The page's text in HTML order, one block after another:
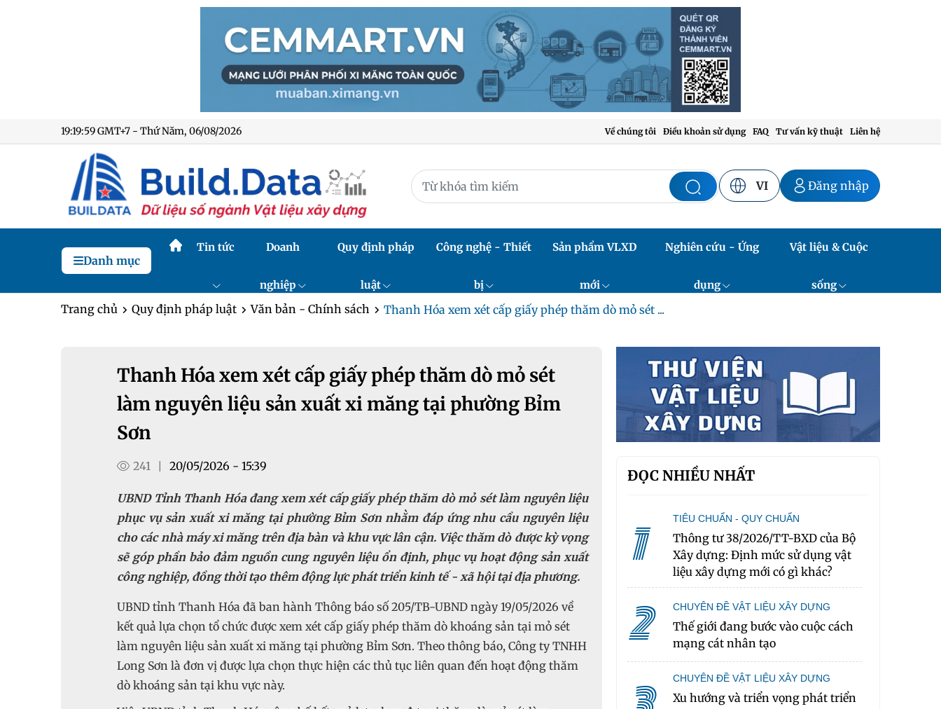
19:20:00 GMT+7 - Thứ Năm, 06/08/2026 Về chúng tôi Điều khoản sử dụng FAQ Tư vấn kỹ thuật Liên hệ
VI Đăng nhập
Danh mục
Tin tức Doanh
nghiệp
Quy định pháp
luật
Công nghệ - Thiết
bị
Sản phẩm VLXD
mới
Nghiên cứu - Ứng
dụng
Vật liệu & Cuộc
sống
Trang chủ Quy định pháp luật Văn bản - Chính sách Thanh Hóa xem xét cấp giấy phép thăm dò mỏ sét ...
Thanh Hóa xem xét cấp giấy phép thăm dò mỏ sét
làm nguyên liệu sản xuất xi măng tại phường Bỉm
Sơn
241 20/05/2026 - 15:39
UBND Tỉnh Thanh Hóa đang xem xét cấp giấy phép thăm dò mỏ sét làm nguyên liệu
phục vụ sản xuất xi măng tại phường Bỉm Sơn nhằm đáp ứng nhu cầu nguyên liệu
cho các nhà máy xi măng trên địa bàn và khu vực lân cận. Việc thăm dò được kỳ vọng
sẽ góp phần bảo đảm nguồn cung nguyên liệu ổn định, phục vụ hoạt động sản xuất
công nghiệp, đồng thời tạo thêm động lực phát triển kinh tế - xã hội tại địa phương.
UBND tỉnh Thanh Hóa đã ban hành Thông báo số 205/TB-UBND ngày 19/05/2026 về
kết quả lựa chọn tổ chức được xem xét cấp giấy phép thăm dò khoáng sản tại mỏ sét
làm nguyên liệu sản xuất xi măng tại phường Bỉm Sơn. Theo thông báo, Công ty TNHH
Long Sơn là đơn vị được lựa chọn thực hiện các thủ tục liên quan đến hoạt động thăm
dò khoáng sản tại khu vực này.
ĐỌC NHIỀU NHẤT
1 TIÊU CHUẨN - QUY CHUẨN
Thông tư 38/2026/TT-BXD của Bộ
Xây dựng: Định mức sử dụng vật
liệu xây dựng mới có gì khác?
2 CHUYÊN ĐỀ VẬT LIỆU XÂY DỰNG
Thế giới đang bước vào cuộc cách
mạng cát nhân tạo
CHUYÊN ĐỀ VẬT LIỆU XÂY DỰNG
Xu hướng và triển vọng phát triển